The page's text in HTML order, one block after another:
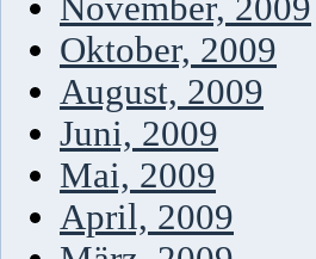
November, 2009
Oktober, 2009
August, 2009
Juni, 2009
Mai, 2009
April, 2009